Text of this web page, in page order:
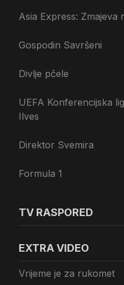
Asia Express: Zmajeva
Gospodin Savršeni
Divlje pčele
UEFA Konferencijska
Ilves
Direktor Svemira
Formula 1
TV RASPORED
EXTRA VIDEO
Vrijeme je za rukomet